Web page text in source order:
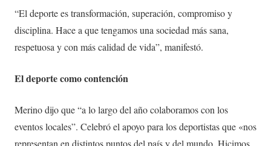
“El deporte es transformación, superación, compromiso y
disciplina. Hace a que tengamos una sociedad más sana,
respetuosa y con más calidad de vida”, manifestó.
El deporte como contención
Merino dijo que “a lo largo del año colaboramos con los
eventos locales”. Celebró el apoyo para los deportistas que «nos
representan en distintos puntos del país y del mundo. Hicimos